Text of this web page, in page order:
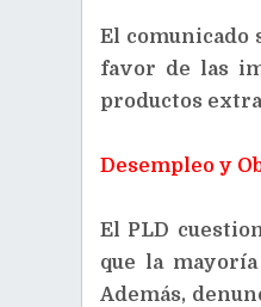
El comunicado
favor de las
productos
Desempleo y
El PLD
que la
Además,